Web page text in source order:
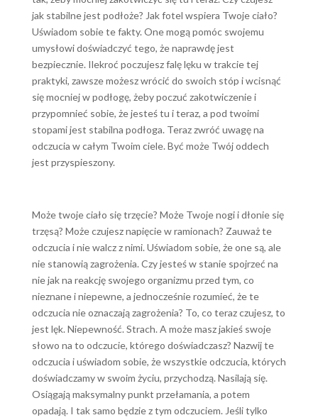
jak stabilne jest podłoże? Jak fotel wspiera Twoje ciało?
Uświadom sobie te fakty. One mogą pomóc swojemu
umysłowi doświadczyć tego, że naprawdę jest
bezpiecznie. Ilekroć poczujesz falę lęku w trakcie tej
praktyki, zawsze możesz wrócić do swoich stóp i wcisnąć
się mocniej w podłogę, żeby poczuć zakotwiczenie i
przypomnieć sobie, że jesteś tu i teraz, a pod twoimi
stopami jest stabilna podłoga. Teraz zwróć uwagę na
odczucia w całym Twoim ciele. Być może Twój oddech
jest przyspieszony.
Może twoje ciało się trzęcie? Może Twoje nogi i dłonie się
trzęsą? Może czujesz napięcie w ramionach? Zauważ te
odczucia i nie walcz z nimi. Uświadom sobie, że one są, ale
nie stanowią zagrożenia. Czy jesteś w stanie spojrzeć na
nie jak na reakcję swojego organizmu przed tym, co
nieznane i niepewne, a jednocześnie rozumieć, że te
odczucia nie oznaczają zagrożenia? To, co teraz czujesz, to
jest lęk. Niepewność. Strach. A może masz jakieś swoje
słowo na to odczucie, którego doświadczasz? Nazwij te
odczucia i uświadom sobie, że wszystkie odczucia, których
doświadczamy w swoim życiu, przychodzą. Nasilają się.
Osiągają maksymalny punkt przełamania, a potem
opadają. I tak samo będzie z tym odczuciem. Jeśli tylko